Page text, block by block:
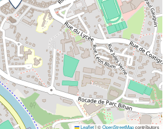
Leaflet |©OpenStreetMapcontributors